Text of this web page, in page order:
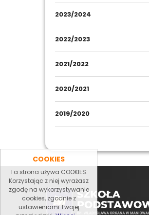
COOKIES
Ta strona używa COOKIES.
Korzystając z niej wyrażasz
zgodę na wykorzystywanie
cookies, zgodnie z
ustawieniami Twojej
2023/2024
2022/2023
2021/2022
2020/2021
2019/2020